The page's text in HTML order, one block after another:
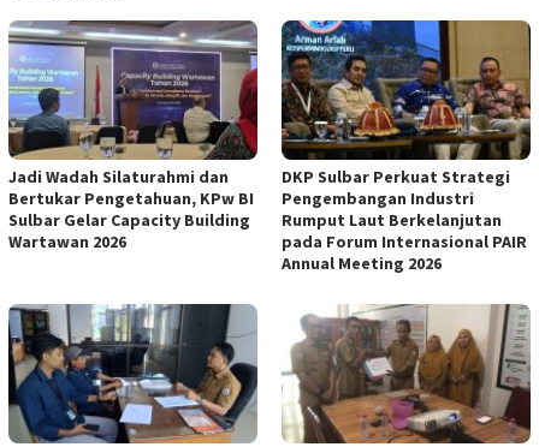
Jadi Wadah Silaturahmi dan
Bertukar Pengetahuan, KPw BI
Sulbar Gelar Capacity Building
Wartawan 2026
DKP Sulbar Perkuat Strategi
Pengembangan Industri
Rumput Laut Berkelanjutan
pada Forum Internasional PAIR
Annual Meeting 2026